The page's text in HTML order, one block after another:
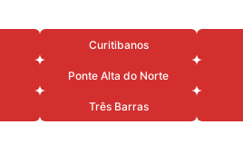
Curitibanos
Ponte Alta do Norte
Três Barras